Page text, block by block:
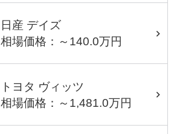
日産 デイズ
相場価格：～140.0万円
トヨタ ヴィッツ
相場価格：～1,481.0万円